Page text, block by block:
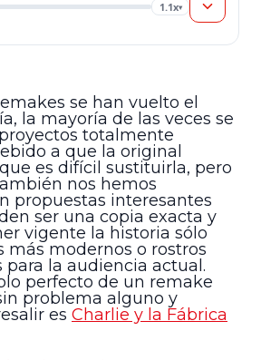
1.1x▾
se han vuelto el
la mayoría de las veces se
totalmente
a que la original
es difícil sustituirla, pero
nos hemos
propuestas interesantes
ser una copia exacta y
vigente la historia sólo
más modernos o rostros
para la audiencia actual.
perfecto de un remake
problema alguno y
es Charlie y la Fábrica